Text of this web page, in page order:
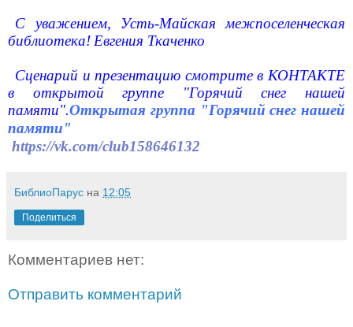
С уважением, Усть-Майская межпоселенческая
библиотека! Евгения Ткаченко
Сценарий и презентацию смотрите в КОНТАКТЕ
в открытой группе "Горячий снег нашей
памяти".Открытая группа "Горячий снег нашей
памяти"
https://vk.com/club158646132
БиблиоПарус на 12:05
Поделиться
Комментариев нет:
Отправить комментарий